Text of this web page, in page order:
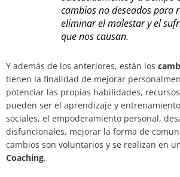
cambios no deseados para
eliminar el malestar y el
que nos causan.
Y además de los anteriores, están los
tienen la finalidad de mejorar
potenciar las propias habilidades,
pueden ser el aprendizaje y
sociales, el empoderamiento personal,
disfuncionales, mejorar la forma de
cambios son voluntarios y se realizan en
Coaching.